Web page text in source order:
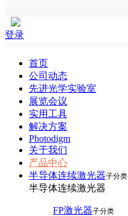
登录
首页
公司动态
先进光学实验室
展览会议
实用工具
解决方案
Photodigm
关于我们
产品中心
半导体连续激光器子分类
半导体连续激光器
FP激光器子分类